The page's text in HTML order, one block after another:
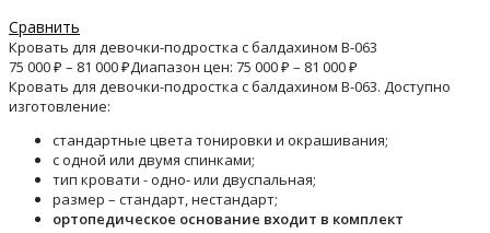
Сравнить
Кровать для девочки-подростка с балдахином B-063
75 000₽ – 81 000₽Диапазон цен: 75 000 ₽ – 81 000 ₽
Кровать для девочки-подростка с балдахином B-063. Доступно
изготовление:
стандартные цвета тонировки и окрашивания;
с одной или двумя спинками;
тип кровати - одно- или двуспальная;
размер – стандарт, нестандарт;
ортопедическое основание входит в комплект